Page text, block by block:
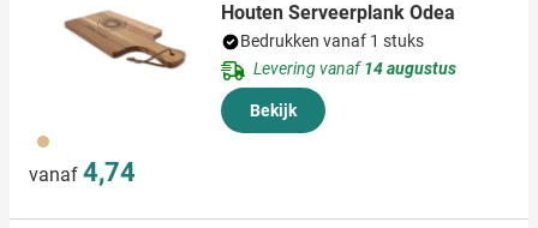
945
vanaf 4,74
Houten Serveerplank Odea
Bedrukken vanaf 1 stuks
Levering vanaf14 augustus
Bekijk